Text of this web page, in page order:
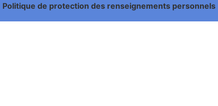
Politique de protection des renseignements personnels